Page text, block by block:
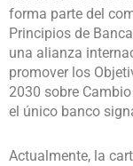
forma parte del
Principios de
una alianza
promover los
2030 sobre
el único banco
Actualmente, la